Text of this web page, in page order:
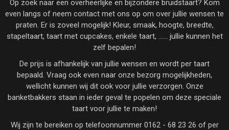
Op zoek naar een overheerlijke en bijzondere bruidstaart? Kom
even langs of neem contact met ons op om over jullie wensen te
praten. Er is zoveel mogelijk! Kleur, smaak, hoogte, breedte,
stapeltaart, taart met cupcakes, enkele taart, ...... jullie kunnen het
zelf bepalen!
De prijs is afhankelijk van jullie wensen en wordt per taart
bepaald. Vraag ook even naar onze bezorg mogelijkheden,
wellicht kunnen wij dit ook voor jullie verzorgen. Onze
banketbakkers staan in ieder geval te popelen om deze speciale
taart voor jullie te maken!
Wij zijn te bereiken op telefoonnummer 0162 - 68 23 26 of per